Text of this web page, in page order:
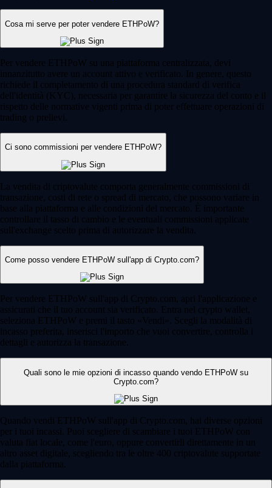
Cosa mi serve per poter vendere ETHPoW?
Per vendere ETHPoW su una piattaforma centralizzata, devi
innanzitutto avere un account attivo e verificato. In genere, questo
richiede il completamento di una procedura standard di verifica
dell'identità (KYC), necessaria per garantire la sicurezza del conto e il
rispetto delle normative vigenti prima di poter effettuare operazioni di
trading o prelievi.
Ci sono commissioni per vendere ETHPoW?
La vendita di criptovalute comporta generalmente commissioni di
transazione, costi di rete o spread di mercato, che possono variare in
base alla piattaforma e alle condizioni del mercato. È importante
controllare il tasso di cambio e le eventuali commissioni applicate
sull'exchange scelto prima di autorizzare la vendita.
Come posso vendere ETHPoW sull'app di Crypto.com?
Per vendere ETHPoW sull'app di Crypto.com, apri l'applicazione e
assicurati che il tuo account sia verificato. Entra nel crypto wallet,
seleziona ETHPoW e premi il tasto «Vendi». Scegli la modalità di
incasso preferita, inserisci l'importo che vuoi convertire, controlla i
dettagli e autorizza la transazione.
Quali sono le mie opzioni di incasso quando vendo ETHPoW su
Crypto.com?
Quando vendi ETHPoW sull'app di Crypto.com, hai diverse opzioni
per i tuoi incassi. Puoi scegliere di scambiare i tuoi ETHPoW con
valuta fiat locale, come l'euro, oppure convertirli direttamente in un
altro asset digitale, scegliendo tra le oltre 400 criptovalute supportate
dalla piattaforma.